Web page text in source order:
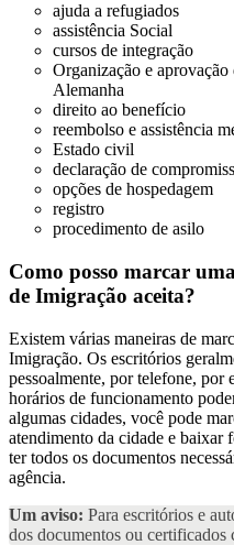
ajuda a refugiados
assistência Social
cursos de integração
Organização e aprovação
Alemanha
direito ao benefício
reembolso e assistência
Estado civil
declaração de
opções de hospedagem
registro
procedimento de asilo
Como posso marcar
de Imigração aceita?
Existem várias maneiras de
Imigração. Os escritórios
pessoalmente, por telefone, por
horários de funcionamento
algumas cidades, você pode
atendimento da cidade e
ter todos os documentos
agência.
Um aviso: Para escritórios e
dos documentos ou certificados